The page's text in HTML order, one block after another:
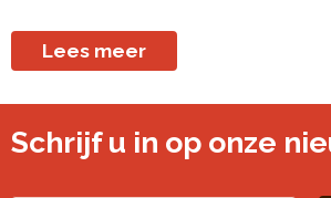
Schrijf u in op onze
Lees meer